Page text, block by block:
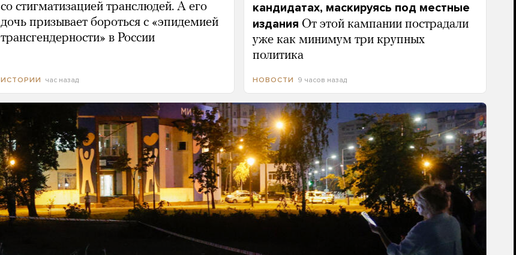
со стигматизацией транслюдей. А его
дочь призывает бороться с «эпидемией
трансгендерности» в России
ИСТОРИИ час назад
кандидатах, маскируясь под местные
издания От этой кампании пострадали
уже как минимум три крупных
политика
НОВОСТИ 9 часов назад